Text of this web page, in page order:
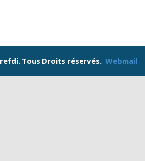
Tous Droits réservés. Webmail